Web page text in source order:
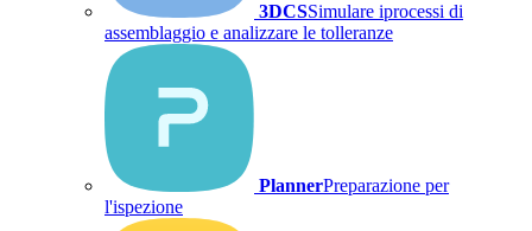
3DCSSimulare iprocessi di
assemblaggio e analizzare le tolleranze
PlannerPreparazione per
l'ispezione